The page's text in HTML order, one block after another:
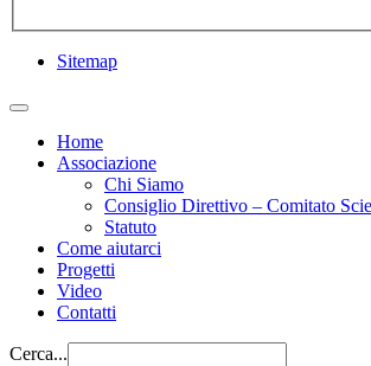
Sitemap
Home
Associazione
Chi Siamo
Consiglio Direttivo – Comitato
Statuto
Come aiutarci
Progetti
Video
Contatti
Cerca...